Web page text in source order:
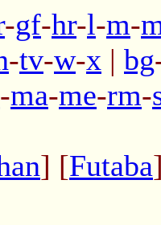
-gf-hr-l-m-
-tv-w-x | bg
-ma-me-rm-
] [Futaba